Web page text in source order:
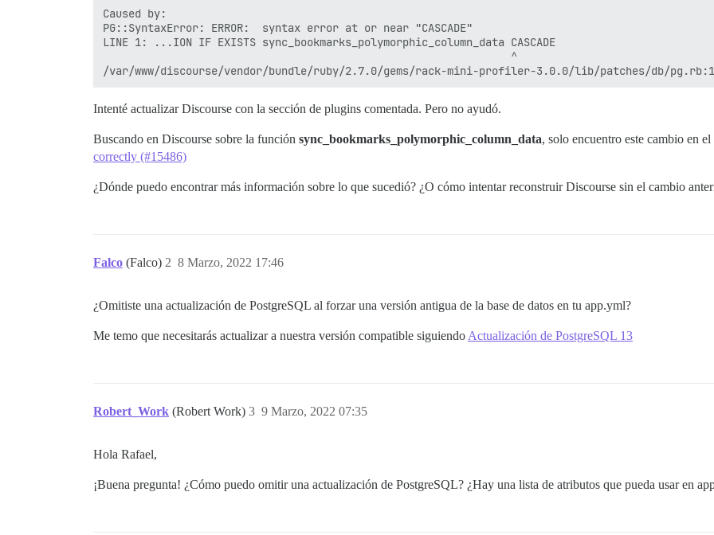
Caused by:
PG::SyntaxError: ERROR:  syntax error at or near "CASCADE"
LINE 1: ...ION IF EXISTS sync_bookmarks_polymorphic_column_data CASCADE
                                                                ^
Intenté actualizar Discourse con la sección de plugins comentada. Pero no ayudó.
Buscando en Discourse sobre la función sync_bookmarks_polymorphic_column_data, solo encuentro este cambio en
correctly (#15486)
¿Dónde puedo encontrar más información sobre lo que sucedió? ¿O cómo intentar reconstruir Discourse sin el cambio
Falco (Falco) 8 Marzo, 2022 17:46
2
¿Omitiste una actualización de PostgreSQL al forzar una versión antigua de la base de datos en tu app.yml?
Me temo que necesitarás actualizar a nuestra versión compatible siguiendo Actualización de PostgreSQL 13
Robert_Work (Robert Work) 9 Marzo, 2022 07:35
3
Hola Rafael,
¡Buena pregunta! ¿Cómo puedo omitir una actualización de PostgreSQL? ¿Hay una lista de atributos que pueda usar en